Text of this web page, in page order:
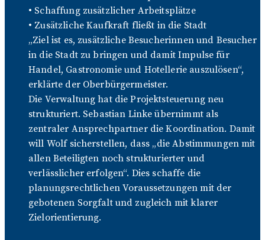
• Schaffung zusätzlicher Arbeitsplätze
• Zusätzliche Kaufkraft fließt in die Stadt
„Ziel ist es, zusätzliche Besucherinnen und Besucher
in die Stadt zu bringen und damit Impulse für
Handel, Gastronomie und Hotellerie auszulösen“,
erklärte der Oberbürgermeister.
Die Verwaltung hat die Projektsteuerung neu
strukturiert. Sebastian Linke übernimmt als
zentraler Ansprechpartner die Koordination. Damit
will Wolf sicherstellen, dass „die Abstimmungen mit
allen Beteiligten noch strukturierter und
verlässlicher erfolgen“. Dies schaffe die
planungsrechtlichen Voraussetzungen mit der
gebotenen Sorgfalt und zugleich mit klarer
Zielorientierung.